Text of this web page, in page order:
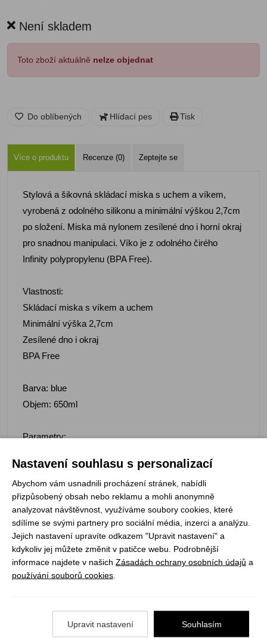
Není skladem
Toto zboží aktuálně nelze objednat
Do oblíbených Hlídací pes Tisk
Více o produktu Recenze (0) Zeptejte se
Stylová a šikovná skládací miska s uchem a víkem,
vyrobená z odolného silikonu a minimální výškou 2,7cm
po složení. Miska má nylonem zesílené dno i horní okraj
pro snadnou manipulaci. Víko je z odolného čirého
Infinity polypropylenu (BPA Free).
Vlastnosti:
Skládací miska s víkem a uchem
Minimální výška 2,7cm
Zesílené dno i okraj
BPA Free
Barva: blue
Objem: 650ml
Parametry:
Rozměry: 180x155x27mm
Materiál:
Silikon
Nylon
Polypropylen
nic neunikne
Nastavení souhlasu s personalizací
Abychom vám usnadnili procházení stránek, nabídli
přizpůsobený obsah nebo reklamu a mohli anonymně
analyzovat návštěvnost, využíváme soubory cookies, které
sdílíme se svými partnery pro sociální média, inzerci a analýzu.
Jejich nastavení upravíte odkazem "Upravit nastavení" a
kdykoliv jej můžete změnit v patičce webu. Podrobnější
informace najdete v našich Zásadách ochrany osobních údajů a
používání souborů cookies
Upravit nastavení Souhlasím